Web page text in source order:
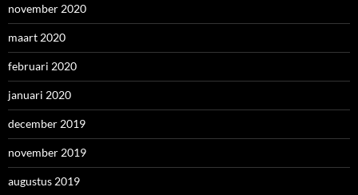
november 2020
maart 2020
februari 2020
januari 2020
december 2019
november 2019
augustus 2019